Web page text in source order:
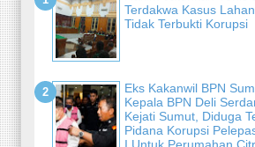
Terdakwa Kasus
Tidak Terbukti Korupsi
Eks Kakanwil BPN
Kepala BPN Deli
Kejati Sumut, Diduga
Pidana Korupsi